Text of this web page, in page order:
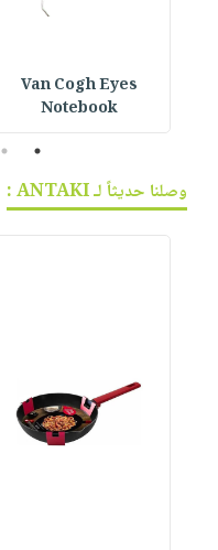
Van Cogh Eyes
Notebook
1
2
وصلنا حديثاً لـ ANTAKI :